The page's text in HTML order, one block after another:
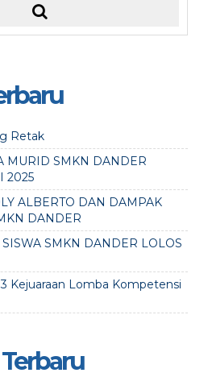
Retak
MURID SMKN DANDER
2025
ALBERTO DAN DAMPAK
DANDER
SMKN DANDER LOLOS
Kejuaraan Lomba Kompetensi